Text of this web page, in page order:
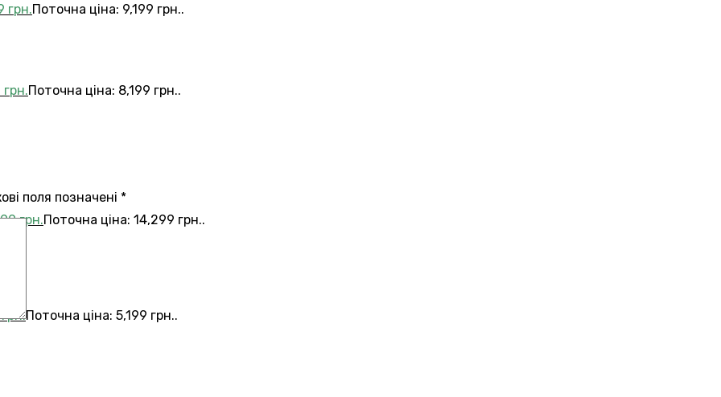
грн.Поточна ціна: 9,199 грн..
грн.Поточна ціна: 8,199 грн..
грн.Поточна ціна: 14,299 грн..
грн.Поточна ціна: 5,199 грн..
поля позначені *